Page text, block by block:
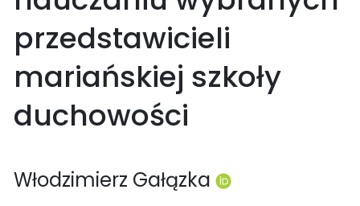
przedstawicieli
mariańskiej szkoły
duchowości
Włodzimierz Gałązka